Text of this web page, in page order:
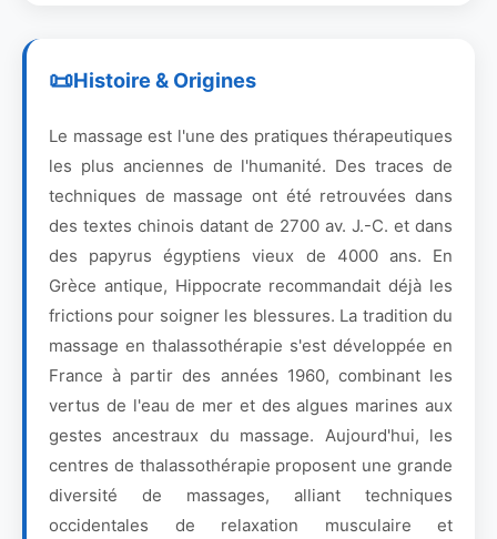
Histoire & Origines
Le massage est l'une des pratiques thérapeutiques
les plus anciennes de l'humanité. Des traces de
techniques de massage ont été retrouvées dans
des textes chinois datant de 2700 av. J.-C. et dans
des papyrus égyptiens vieux de 4000 ans. En
Grèce antique, Hippocrate recommandait déjà les
frictions pour soigner les blessures. La tradition du
massage en thalassothérapie s'est développée en
France à partir des années 1960, combinant les
vertus de l'eau de mer et des algues marines aux
gestes ancestraux du massage. Aujourd'hui, les
centres de thalassothérapie proposent une grande
diversité de massages, alliant techniques
occidentales de relaxation musculaire et